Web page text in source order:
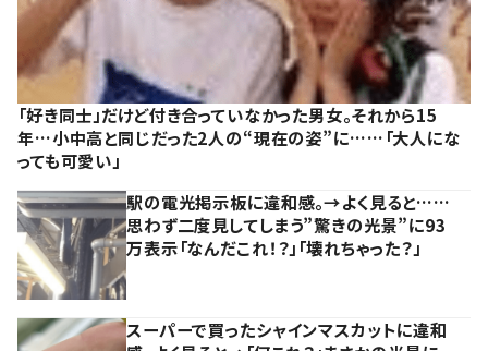
「好き同士」だけど付き合っていなかった男女。それから15
年…小中高と同じだった2人の“現在の姿”に……「大人にな
っても可愛い」
駅の電光掲示板に違和感。→よく見ると……
思わず二度見してしまう”驚きの光景”に93
万表示「なんだこれ！？」「壊れちゃった？」
スーパーで買ったシャインマスカットに違和